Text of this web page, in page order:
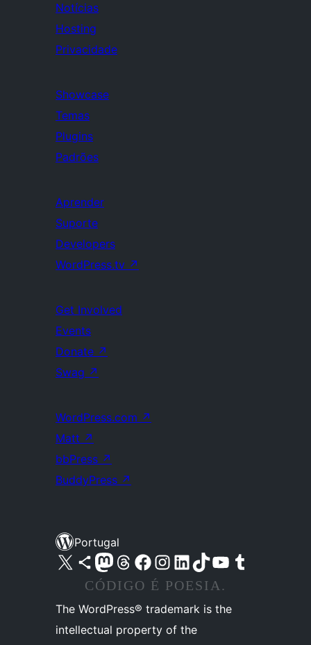
Notícias
Hosting
Privacidade
Showcase
Temas
Plugins
Padrões
Aprender
Suporte
Developers
WordPress.tv ↗
Get Involved
Events
Donate ↗
Swag ↗
WordPress.com ↗
Matt ↗
bbPress ↗
BuddyPress ↗
Portugal
Visite a nossa conta X (antigo Twitter)
Visit our Bluesky account
Visit our Mastodon account
Visit our Threads account
Visite a nossa página do Facebook
Visite a nossa conta no Instagram
Visite a nossa conta no LinkedIn
Visit our TikTok account
Visit our YouTube channel
Visit our Tumblr account
CÓDIGO É POESIA.
The WordPress® trademark is the
intellectual property of the